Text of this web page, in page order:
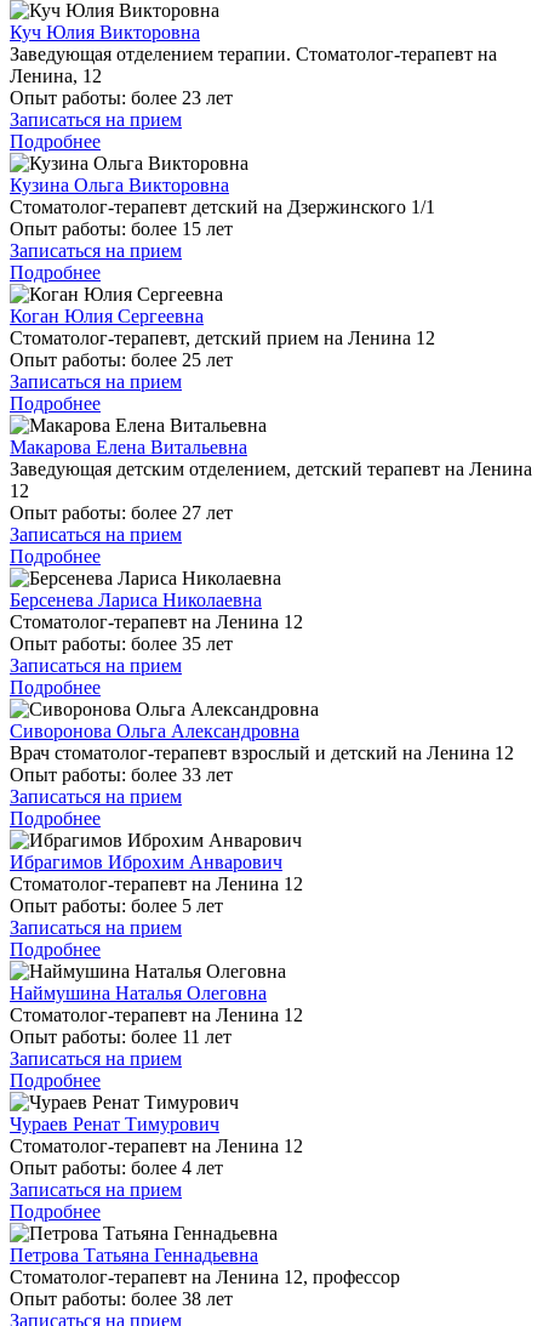
Куч Юлия Викторовна
Заведующая отделением терапии. Стоматолог-терапевт на
Ленина, 12
Опыт работы: более 23 лет
Записаться на прием
Подробнее
Кузина Ольга Викторовна
Стоматолог-терапевт детский на Дзержинского 1/1
Опыт работы: более 15 лет
Записаться на прием
Подробнее
Коган Юлия Сергеевна
Стоматолог-терапевт, детский прием на Ленина 12
Опыт работы: более 25 лет
Записаться на прием
Подробнее
Макарова Елена Витальевна
Заведующая детским отделением, детский терапевт на Ленина
12
Опыт работы: более 27 лет
Записаться на прием
Подробнее
Берсенева Лариса Николаевна
Стоматолог-терапевт на Ленина 12
Опыт работы: более 35 лет
Записаться на прием
Подробнее
Сиворонова Ольга Александровна
Врач стоматолог-терапевт взрослый и детский на Ленина 12
Опыт работы: более 33 лет
Записаться на прием
Подробнее
Ибрагимов Иброхим Анварович
Стоматолог-терапевт на Ленина 12
Опыт работы: более 5 лет
Записаться на прием
Подробнее
Наймушина Наталья Олеговна
Стоматолог-терапевт на Ленина 12
Опыт работы: более 11 лет
Записаться на прием
Подробнее
Чураев Ренат Тимурович
Стоматолог-терапевт на Ленина 12
Опыт работы: более 4 лет
Записаться на прием
Подробнее
Петрова Татьяна Геннадьевна
Стоматолог-терапевт на Ленина 12, профессор
Опыт работы: более 38 лет
Записаться на прием